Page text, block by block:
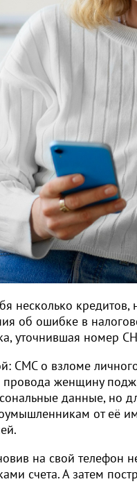
несколько
об ошибке в
уточнившая номер
СМС о взломе
женщину
данные, но
от её
на свой телефон
счета. А затем